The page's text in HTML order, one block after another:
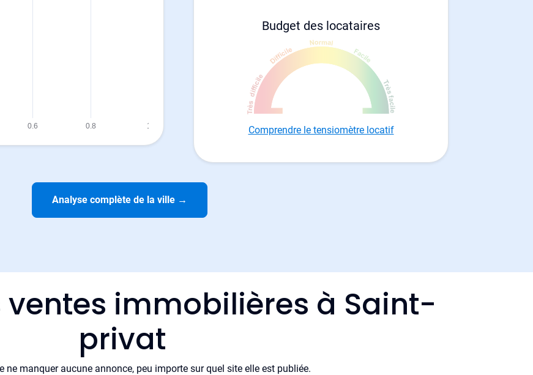
Budget des locataires
Comprendre le tensiomètre locatif
Analyse complète de la ville →
ventes immobilières à Saint-
privat
ne manquer aucune annonce, peu importe sur quel site elle est publiée.